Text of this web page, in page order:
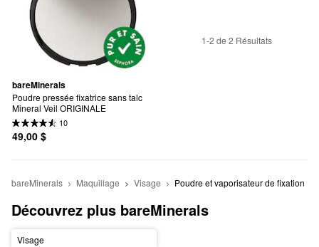
bareMinerals
Poudre pressée fixatrice sans talc
Mineral Veil ORIGINALE
10
49,00 $
1-2 de 2 Résultats
bareMinerals Maquillage Visage Poudre et vaporisateur de fixation
Découvrez plus bareMinerals
Visage